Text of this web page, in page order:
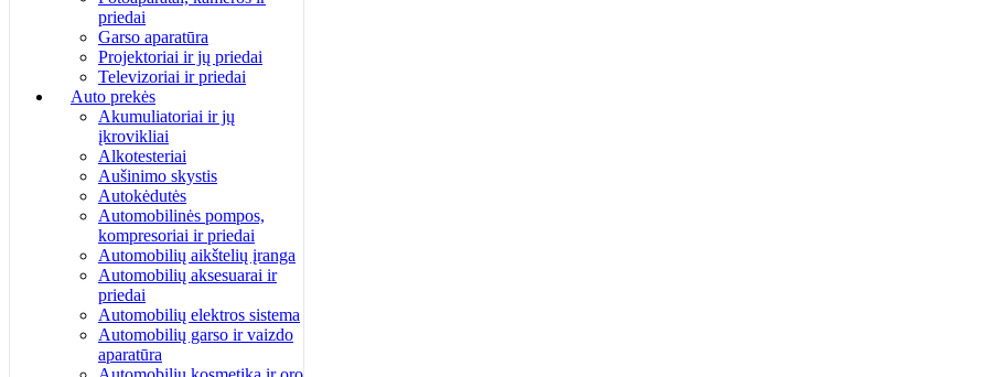
priedai
Garso aparatūra
Projektoriai ir jų priedai
Televizoriai ir priedai
Auto prekės
Akumuliatoriai ir jų
įkrovikliai
Alkotesteriai
Aušinimo skystis
Autokėdutės
Automobilinės pompos,
kompresoriai ir priedai
Automobilių aikštelių įranga
Automobilių aksesuarai ir
priedai
Automobilių elektros sistema
Automobilių garso ir vaizdo
aparatūra